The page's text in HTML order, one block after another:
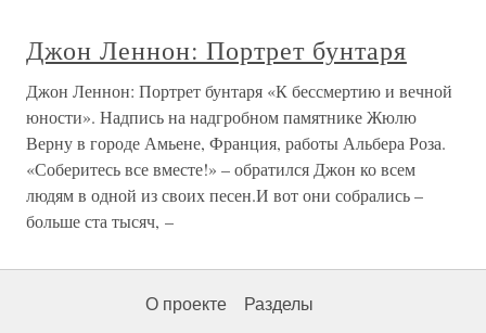
Джон Леннон: Портрет бунтаря
Джон Леннон: Портрет бунтаря «К бессмертию и вечной
юности». Надпись на надгробном памятнике Жюлю
Верну в городе Амьене, Франция, работы Альбера Роза.
«Соберитесь все вместе!» – обратился Джон ко всем
людям в одной из своих песен.И вот они собрались –
больше ста тысяч, –
О проекте Разделы